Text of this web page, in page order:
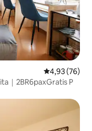
4,93 ud af 5 i
4,93 (76)
｜2BR6paxGratis P